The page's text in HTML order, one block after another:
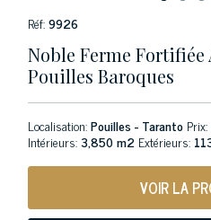
Réf:9926
Noble Ferme Fortifiée
Pouilles Baroques
Localisation:Pouilles - Taranto Prix:
Intérieurs:3,850 m2 Extérieurs:
VOIR LA